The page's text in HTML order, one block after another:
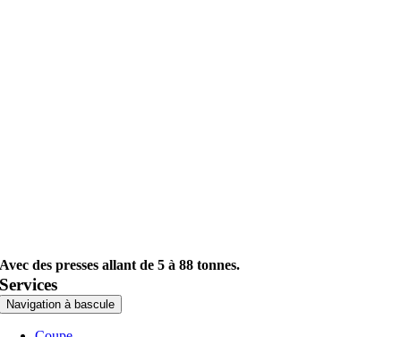
Avec des presses allant de 5 à 88 tonnes.
Services
Navigation à bascule